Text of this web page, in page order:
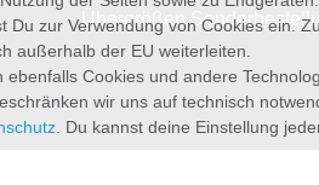
Übergrößen
Du zur Verwendung von Cookies ein.
außerhalb der EU weiterleiten.
Cookies und andere
wir uns auf technisch
. Du kannst deine Einstellung